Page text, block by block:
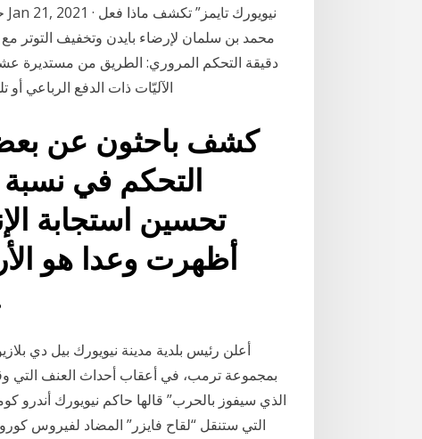
الآليّات ذات الدفع الرباعي
كشف باحثون عن
التحكم في
تحسين استجابة
بمجموعة ترمب، في أعقاب أحداث العنف التي
الذي سيفوز بالحرب” قالها حاكم نيويورك أندرو
التي ستنقل “لقاح فايزر” المضاد لفيروس